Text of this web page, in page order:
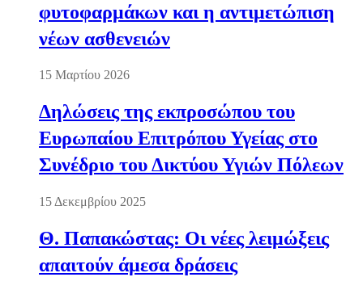
φυτοφαρμάκων και η αντιμετώπιση
νέων ασθενειών
15 Μαρτίου 2026
Δηλώσεις της εκπροσώπου του
Ευρωπαίου Επιτρόπου Υγείας στο
Συνέδριο του Δικτύου Υγιών Πόλεων
15 Δεκεμβρίου 2025
Θ. Παπακώστας: Οι νέες λειμώξεις
απαιτούν άμεσα δράσεις